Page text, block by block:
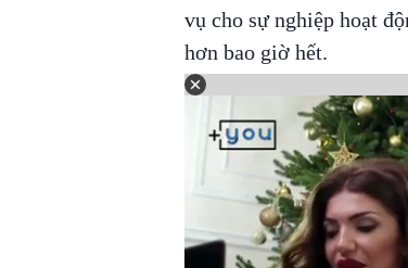
vụ cho sự nghiệp hoạt
hơn bao giờ hết.